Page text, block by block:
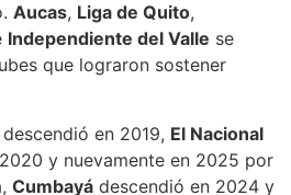
Aucas, Liga de Quito,
Independiente del Valle se
que lograron sostener
descendió en 2019, El Nacional
y nuevamente en 2025 por
Cumbayá descendió en 2024 y